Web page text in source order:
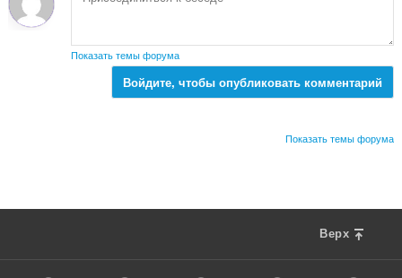
Показать темы форума
Войдите, чтобы опубликовать комментарий
Показать темы форума
Верх